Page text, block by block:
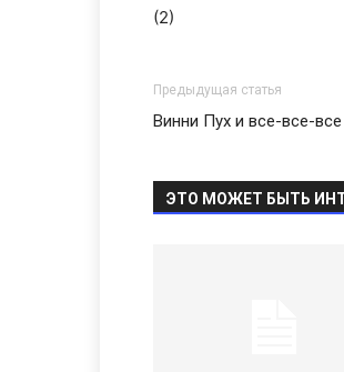
(2)
Предыдущая статья
Винни Пух и все-все-все
ЭТО МОЖЕТ БЫТЬ